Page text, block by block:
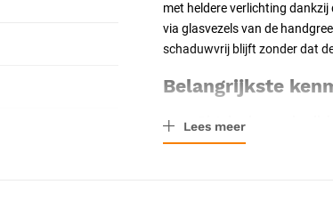
met heldere verlichting
via glasvezels van de
schaduwvrij blijft zonder dat
Belangrijkste
naar de voorzijde van de
Lees meer